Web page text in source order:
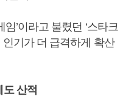
’이라고 불렸던 ‘스타크
기가 더 급격하게 확산
산적